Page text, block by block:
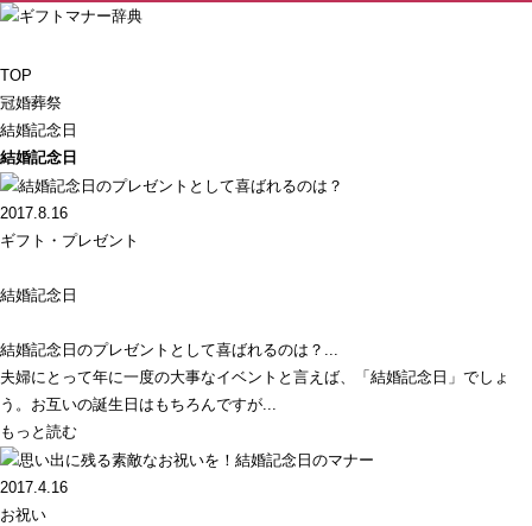
TOP
冠婚葬祭
結婚記念日
結婚記念日
2017.8.16
ギフト・プレゼント
結婚記念日
結婚記念日のプレゼントとして喜ばれるのは？...
夫婦にとって年に一度の大事なイベントと言えば、「結婚記念日」でしょ
う。お互いの誕生日はもちろんですが...
もっと読む
2017.4.16
お祝い